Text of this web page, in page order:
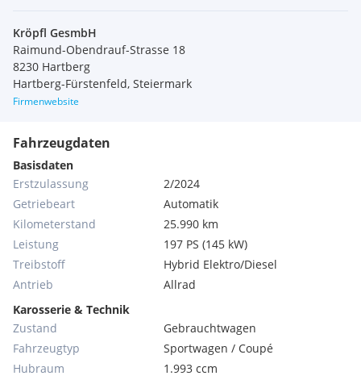
Kröpfl GesmbH
Raimund-Obendrauf-Strasse 18
8230 Hartberg
Hartberg-Fürstenfeld, Steiermark
Firmenwebsite
Fahrzeugdaten
Basisdaten
Erstzulassung
2/2024
Getriebeart
Automatik
Kilometerstand
25.990 km
Leistung
197 PS (145 kW)
Treibstoff
Hybrid Elektro/Diesel
Antrieb
Allrad
Karosserie & Technik
Zustand
Gebrauchtwagen
Fahrzeugtyp
Sportwagen / Coupé
Hubraum
1.993 ccm